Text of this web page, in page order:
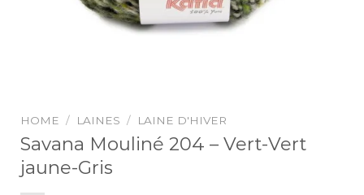
HOME / LAINES / LAINE D'HIVER
Savana Mouliné 204 – Vert-Vert
jaune-Gris